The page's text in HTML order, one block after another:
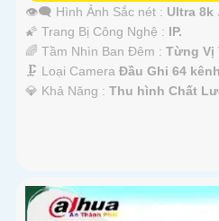
👁️‍🗨 Hình Ảnh Sắc nét : Ultra 8k .
🌠 Trang Bị Công Nghệ : IP.
🌈 Tầm Nhìn Ban Đêm : Từng Vị
🗜️ Loại Camera Đầu Ghi 64
️💎 Khả Năng : Thu hình Chất